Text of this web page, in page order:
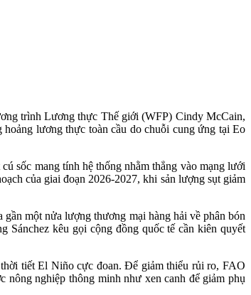
trình Lương thực Thế giới (WFP) Cindy McCain,
lương thực toàn cầu do chuỗi cung ứng tại Eo
sốc mang tính hệ thống nhằm thẳng vào mạng lưới
của giai đoạn 2026-2027, khi sản lượng sụt giảm
một nửa lượng thương mại hàng hải về phân bón
Sánchez kêu gọi cộng đồng quốc tế cần kiên quyết
tiết El Niño cực đoan. Để giảm thiểu rủi ro, FAO
nông nghiệp thông minh như xen canh để giảm phụ